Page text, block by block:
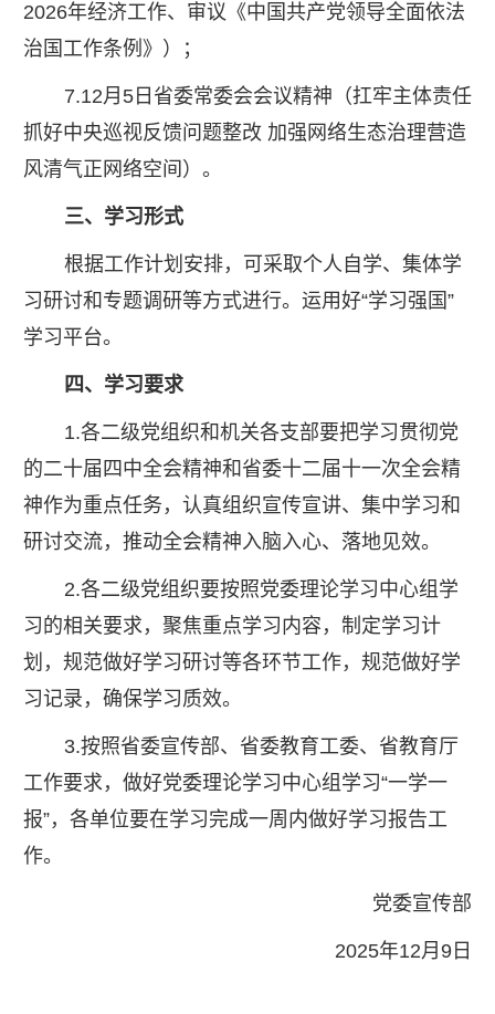
2026年经济工作、审议《中国共产党领导全面依法
治国工作条例》）；
7.12月5日省委常委会会议精神（扛牢主体责任
抓好中央巡视反馈问题整改 加强网络生态治理营造
风清气正网络空间）。
三、学习形式
根据工作计划安排，可采取个人自学、集体学
习研讨和专题调研等方式进行。运用好“学习强国”
学习平台。
四、学习要求
1.各二级党组织和机关各支部要把学习贯彻党
的二十届四中全会精神和省委十二届十一次全会精
神作为重点任务，认真组织宣传宣讲、集中学习和
研讨交流，推动全会精神入脑入心、落地见效。
2.各二级党组织要按照党委理论学习中心组学
习的相关要求，聚焦重点学习内容，制定学习计
划，规范做好学习研讨等各环节工作，规范做好学
习记录，确保学习质效。
3.按照省委宣传部、省委教育工委、省教育厅
工作要求，做好党委理论学习中心组学习“一学一
报”，各单位要在学习完成一周内做好学习报告工
作。
党委宣传部
2025年12月9日